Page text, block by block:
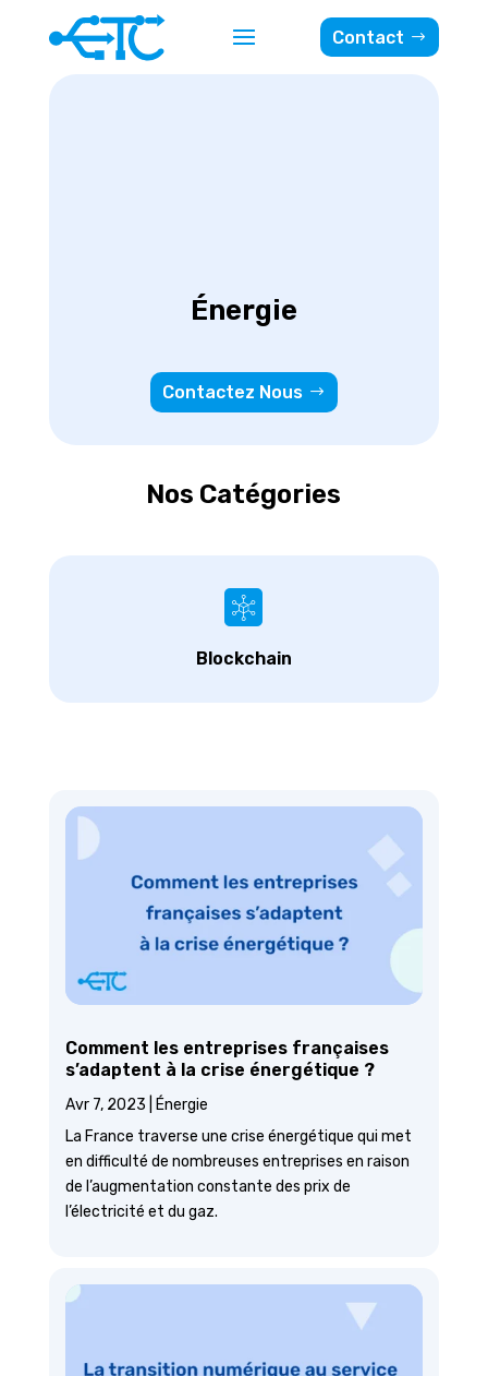
Contact
Énergie
Contactez Nous
Nos Catégories
Blockchain
Comment les entreprises françaises
s’adaptent à la crise énergétique ?
Avr 7, 2023
Énergie
La France traverse une crise énergétique qui met
en difficulté de nombreuses entreprises en raison
de l’augmentation constante des prix de
l’électricité et du gaz.